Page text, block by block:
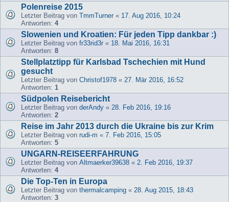
Polenreise 2015
Letzter Beitrag von TmmTurner « 17. Aug 2016, 10:24
Antworten: 4
Slowenien und Kroatien: Für jeden Tipp dankbar :)
Letzter Beitrag von fr33rid3r « 18. Mai 2016, 16:31
Antworten: 8
Stellplatztipp für Karlsbad Tschechien mit Hund
gesucht
Letzter Beitrag von Christof1978 « 27. Mär 2016, 16:52
Antworten: 1
Südpolen Reisebericht
Letzter Beitrag von derAndy « 28. Feb 2016, 19:16
Antworten: 2
Reise im Jahr 2013 durch die Ukraine bis zur Krim
Letzter Beitrag von rudi-m « 7. Feb 2016, 15:05
Antworten: 5
UNGARN-REISEERFAHRUNG
Letzter Beitrag von Altmaerker39638 « 2. Feb 2016, 19:37
Antworten: 4
Die Top-Ten in Europa
Letzter Beitrag von thermalcamping « 28. Aug 2015, 18:43
Antworten: 3